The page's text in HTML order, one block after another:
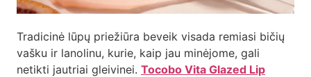
Tradicinė lūpų priežiūra beveik visada remiasi bičių
vašku ir lanolinu, kurie, kaip jau minėjome, gali
netikti jautriai gleivinei. Tocobo Vita Glazed Lip